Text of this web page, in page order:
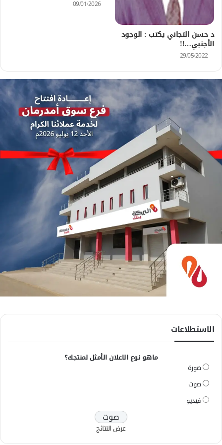
د حسن التجاني يكتب : الوجود
الأجنبي…!!
29/05/2022
09/01/2026
الاستطلاعات
ماهو نوع الاعلان الأمثل لمنتجك؟
صورة
صوت
فيديو
عرض النتائج